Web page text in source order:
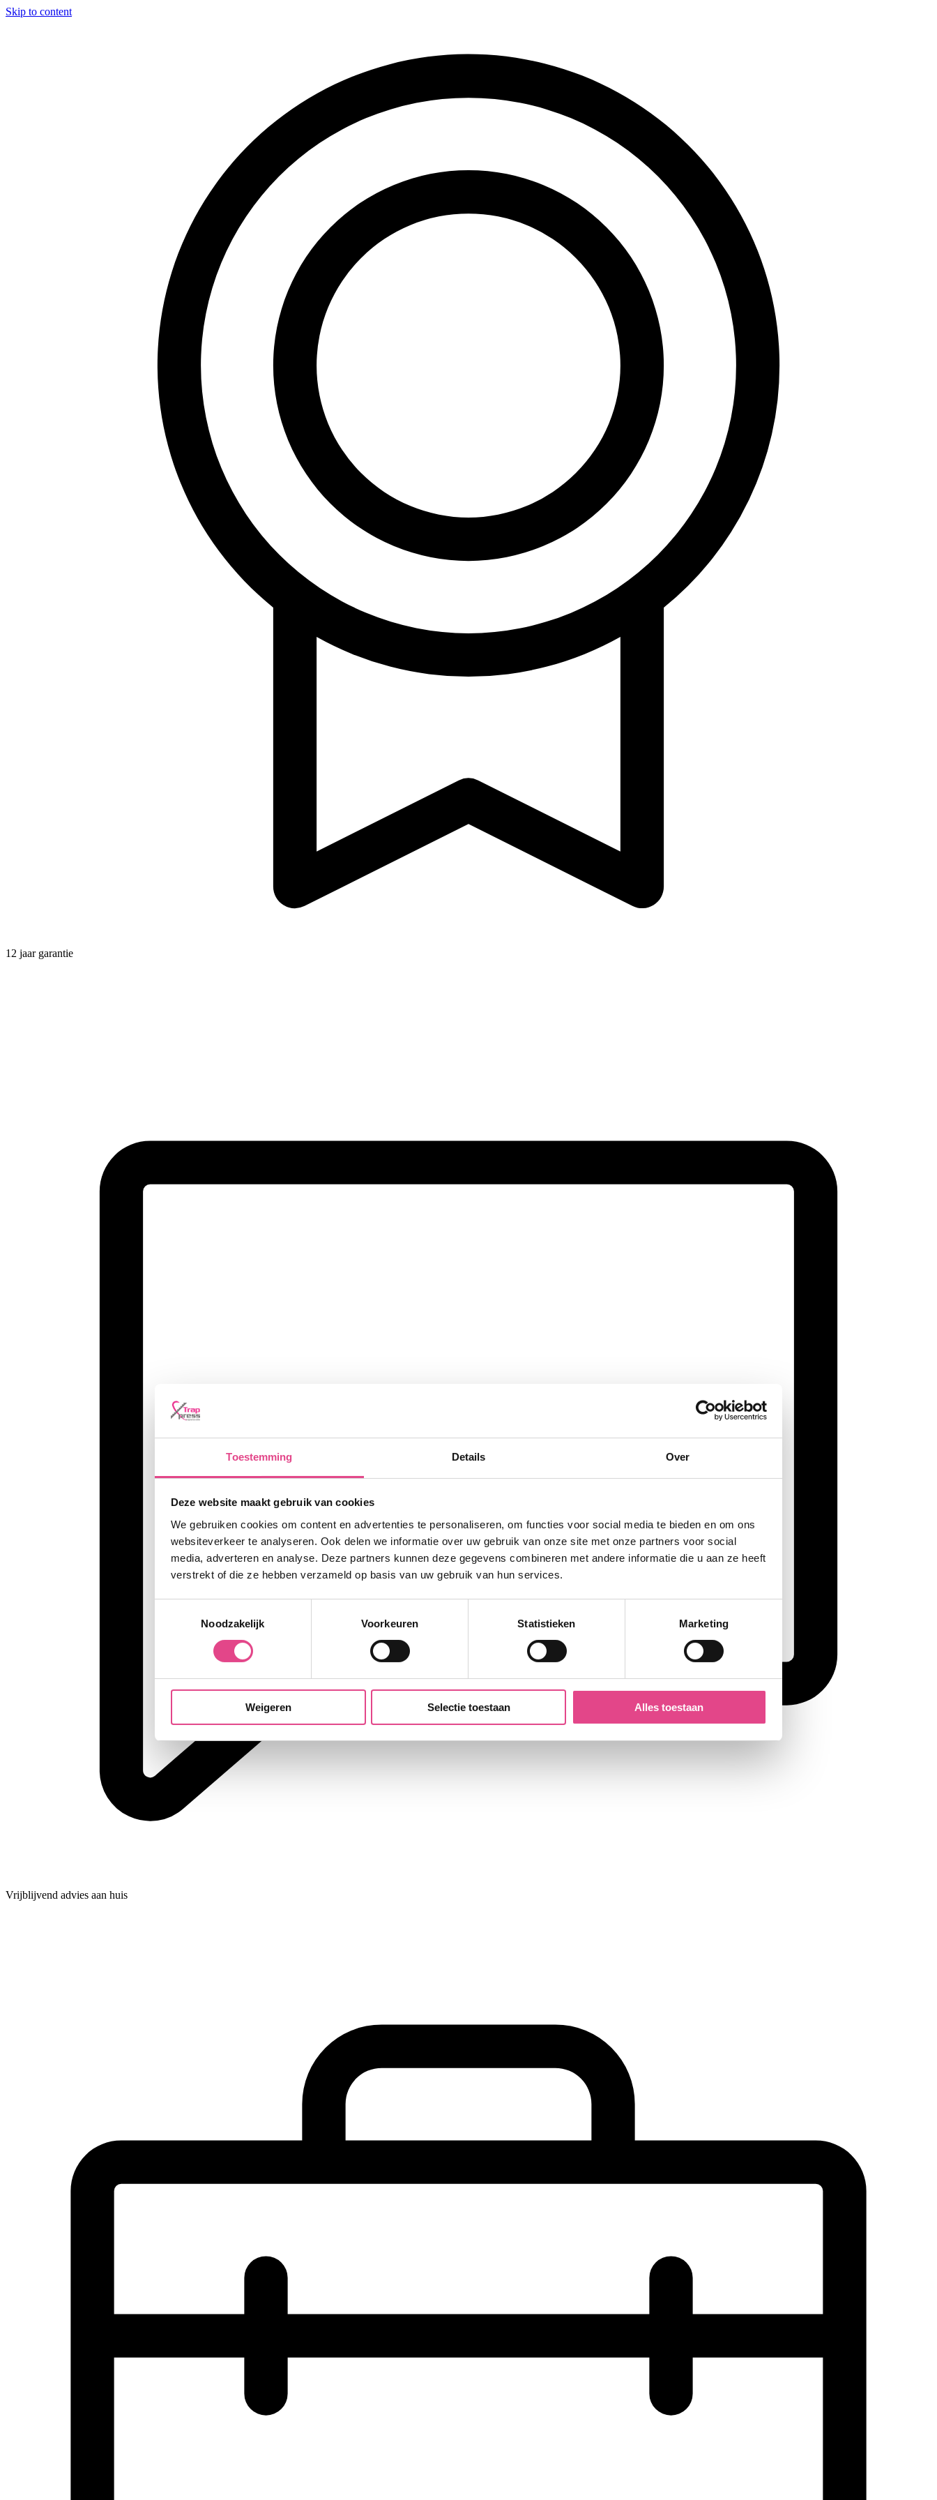
Toestemming Details Over
Deze website maakt gebruik van cookies
We gebruiken cookies om content en advertenties te personaliseren, om functies voor social media te bieden en om ons
websiteverkeer te analyseren. Ook delen we informatie over uw gebruik van onze site met onze partners voor social
media, adverteren en analyse. Deze partners kunnen deze gegevens combineren met andere informatie die u aan ze heeft
verstrekt of die ze hebben verzameld op basis van uw gebruik van hun services.
Noodzakelijk
Voorkeuren Statistieken Marketing
Weigeren Selectie toestaan Alles toestaan
Skip to content
12 jaar garantie
Vrijblijvend advies aan huis